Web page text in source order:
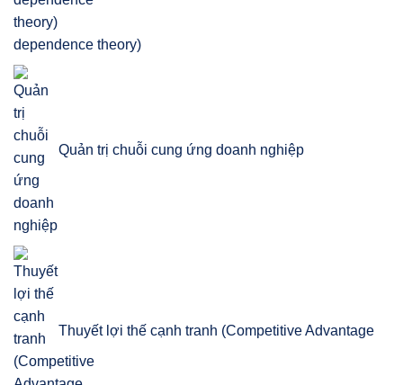
dependence theory)
Quản trị chuỗi cung ứng doanh nghiệp
Thuyết lợi thế cạnh tranh (Competitive Advantage